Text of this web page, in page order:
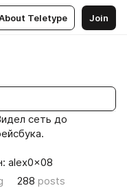
Teletype Join
сеть до
alex0x08
288 posts